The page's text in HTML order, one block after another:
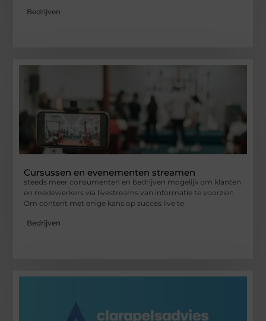
Bedrijven
Cursussen en evenementen streamen
steeds meer consumenten en bedrijven mogelijk om klanten
en medewerkers via livestreams van informatie te voorzien.
Om content met enige kans op succes live te
Bedrijven